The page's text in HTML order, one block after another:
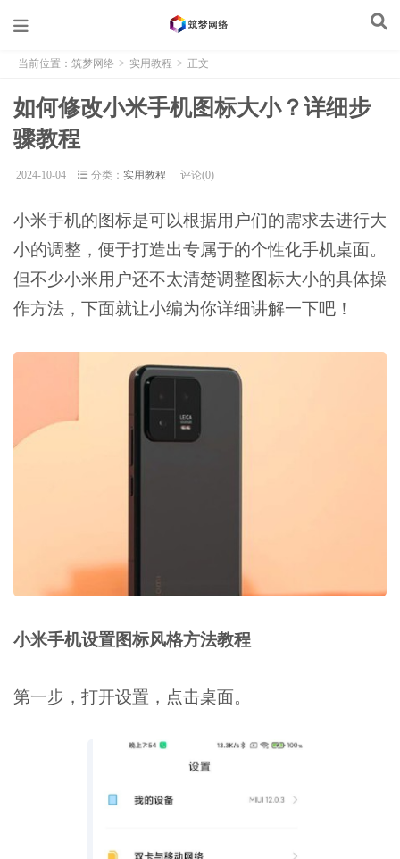
当前位置： 筑梦网络 > 实用教程 > 正文
如何修改小米手机图标大小？详细步
骤教程
2024-10-04 分类： 实用教程 评论(0)
小米手机的图标是可以根据用户们的需求去进行大
小的调整，便于打造出专属于的个性化手机桌面。
但不少小米用户还不太清楚调整图标大小的具体操
作方法，下面就让小编为你详细讲解一下吧！
小米手机设置图标风格方法教程
第一步，打开设置，点击桌面。